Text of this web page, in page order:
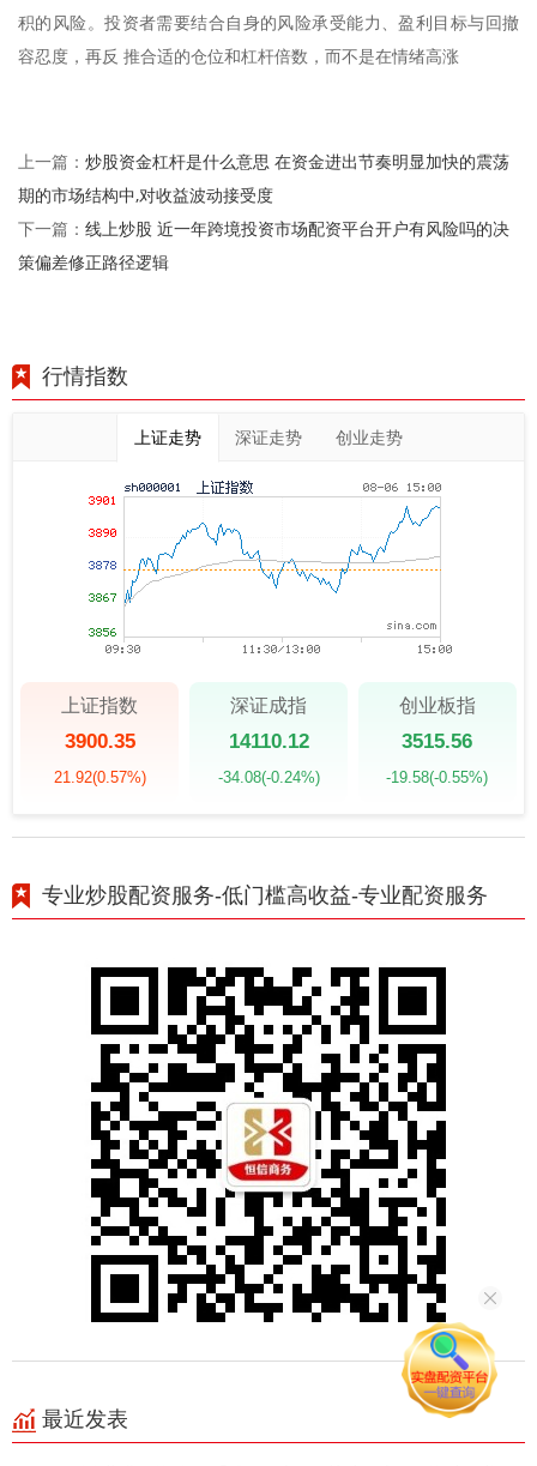
积的风险。投资者需要结合自身的风险承受能力、盈利目标与回撤
容忍度，再反 推合适的仓位和杠杆倍数，而不是在情绪高涨
上一篇： 炒股资金杠杆是什么意思 在资金进出节奏明显加快的震荡
期的市场结构中,对收益波动接受度
下一篇： 线上炒股 近一年跨境投资市场配资平台开户有风险吗的决
策偏差修正路径逻辑
行情指数
上证走势 深证走势 创业走势
上证指数
3900.35
21.92(0.57%)
深证成指
14110.12
-34.08(-0.24%)
创业板指
3515.56
-19.58(-0.55%)
专业炒股配资服务-低门槛高收益-专业配资服务
最近发表